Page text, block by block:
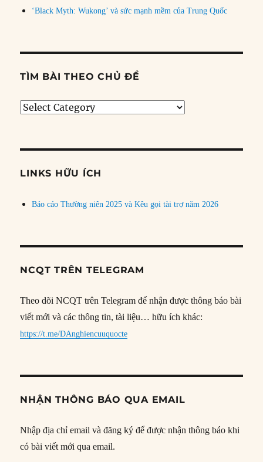
‘Black Myth: Wukong’ và sức mạnh mềm của Trung Quốc
TÌM BÀI THEO CHỦ ĐỀ
Tìm
đề
LINKS HỮU ÍCH
Báo cáo Thường niên 2025 và Kêu gọi tài trợ năm 2026
NCQT TRÊN TELEGRAM
Theo dõi NCQT trên Telegram để nhận được thông báo bài
viết mới và các thông tin, tài liệu… hữu ích khác:
https://t.me/DAnghiencuuquocte
NHẬN THÔNG BÁO QUA EMAIL
Nhập địa chỉ email và đăng ký để được nhận thông báo khi
có bài viết mới qua email.